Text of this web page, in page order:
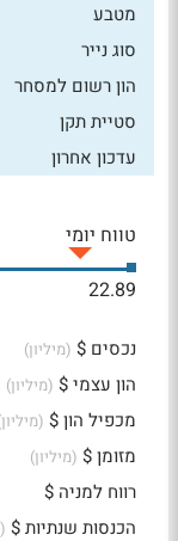
מטבע
סוג נייר
הון רשום למסחר
סטיית תקן
עדכון אחרון
טווח יומי
22.89
נכסים $ (מיליון)
הון עצמי $ (מיליון)
מכפיל הון $
מזומן $ (מיליון)
רווח למניה $
הכנסות שנתיות $